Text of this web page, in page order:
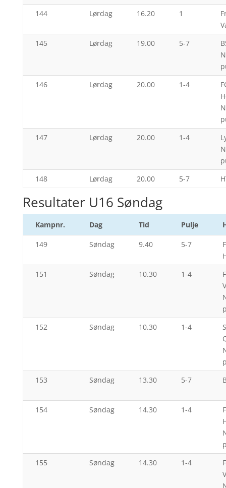
144
Lørdag 16.20 1
145
Lørdag 19.00 5-7
146
Lørdag 20.00 1-4
147
Lørdag 20.00 1-4
148
Lørdag 20.00 5-7
Resultater U16 Søndag
Kampnr. Dag Tid Pulje
149 Søndag 9.40 5-7
151
Søndag 10.30 1-4
152
Søndag 10.30 1-4
153
Søndag 13.30 5-7
154 Søndag 14.30 1-4
155
Søndag 14.30 1-4